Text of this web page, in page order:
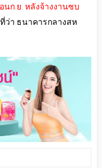
นก.ย. หลังจ้างงานซบ
า ธนาคารกลางสห